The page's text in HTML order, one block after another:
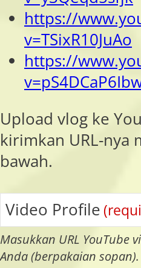
https://
v=TSixR10JuAo
https://
Upload vlog ke
kirimkan URL-nya
bawah.
Video Profile
Masukkan URL YouTube
Anda (berpakaian sopan).